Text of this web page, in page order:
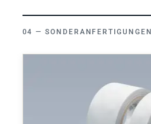
SONDERANFERTIGUNGEN